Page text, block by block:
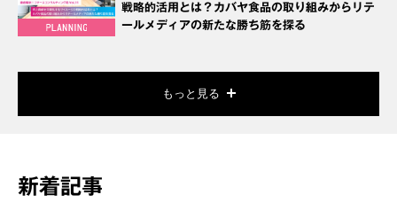
戦略的活用とは？カバヤ食品の取り組みからリテ
ールメディアの新たな勝ち筋を探る
もっと見る
新着記事